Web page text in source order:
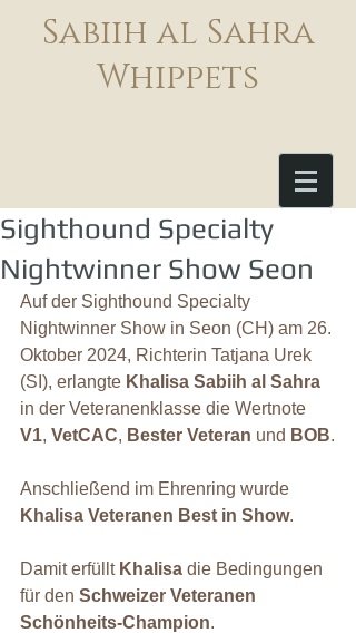
Sabiih al Sahra
Whippets
Sighthound Specialty
Nightwinner Show Seon
Auf der Sighthound Specialty
Nightwinner Show in Seon (CH) am 26.
Oktober 2024, Richterin Tatjana Urek
(SI), erlangte Khalisa Sabiih al Sahra
in der Veteranenklasse die Wertnote
V1, VetCAC, Bester Veteran und BOB.
Anschließend im Ehrenring wurde
Khalisa Veteranen Best in Show.
Damit erfüllt Khalisa die Bedingungen
für den Schweizer Veteranen
Schönheits-Champion.